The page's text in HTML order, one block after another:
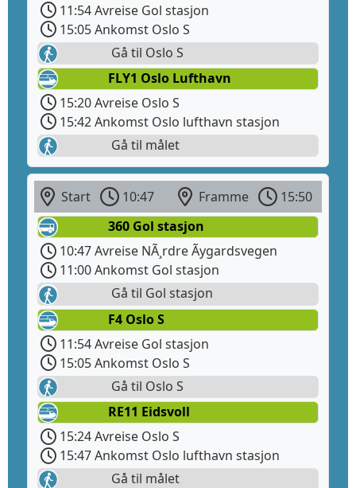
11:54 Avreise Gol stasjon
15:05 Ankomst Oslo S
Gå til Oslo S
FLY1 Oslo Lufthavn
15:20 Avreise Oslo S
15:42 Ankomst Oslo lufthavn stasjon
Gå til målet
Start 10:47 Framme
15:50
360 Gol stasjon
10:47 Avreise NÃ¸rdre Ãygardsvegen
11:00 Ankomst Gol stasjon
Gå til Gol stasjon
F4 Oslo S
11:54 Avreise Gol stasjon
15:05 Ankomst Oslo S
Gå til Oslo S
RE11 Eidsvoll
15:24 Avreise Oslo S
15:47 Ankomst Oslo lufthavn stasjon
Gå til målet